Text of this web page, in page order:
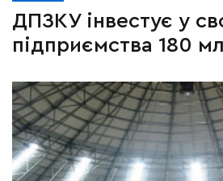
ДПЗКУ інвестує у
підприємства 180